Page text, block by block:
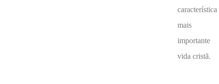
característica
mais
importante
vida cristã.